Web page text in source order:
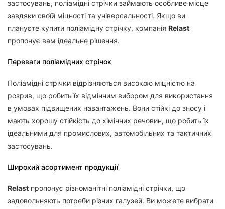
застосувань, поліамідні стрічки займають особливе місце
завдяки своїй міцності та універсальності. Якщо ви
плануєте купити поліамідну стрічку, компанія Relast
пропонує вам ідеальне рішення.
Переваги поліамідних стрічок
Поліамідні стрічки відрізняються високою міцністю на
розрив, що робить їх відмінним вибором для використання
в умовах підвищених навантажень. Вони стійкі до зносу і
мають хорошу стійкість до хімічних речовин, що робить їх
ідеальними для промислових, автомобільних та тактичних
застосувань.
Широкий асортимент продукції
Relast пропонує різноманітні поліамідні стрічки, що
задовольняють потреби різних галузей. Ви можете вибрати